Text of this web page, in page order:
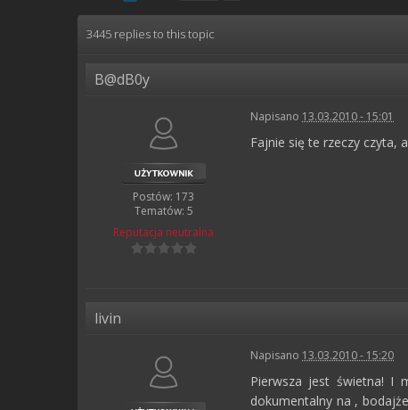
3445 replies to this topic
B@dB0y
Postów: 173
Tematów: 5
Reputacja neutralna
Napisano 13.03.2010 - 15:01
Fajnie się te rzeczy czyta,
livin
Napisano 13.03.2010 - 15:20
Pierwsza jest świetna! I
dokumentalny na ,